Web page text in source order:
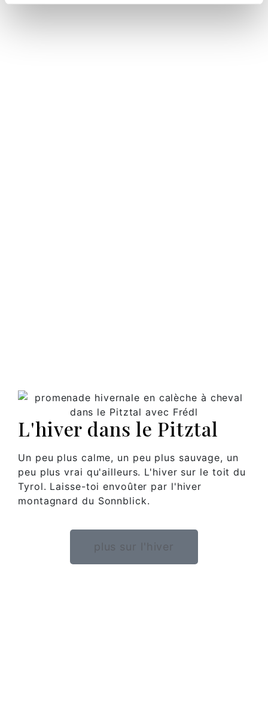
L'hiver dans le Pitztal
Un peu plus calme, un peu plus sauvage, un
peu plus vrai qu'ailleurs. L'hiver sur le toit du
Tyrol. Laisse-toi envoûter par l'hiver
montagnard du Sonnblick.
plus sur l'hiver